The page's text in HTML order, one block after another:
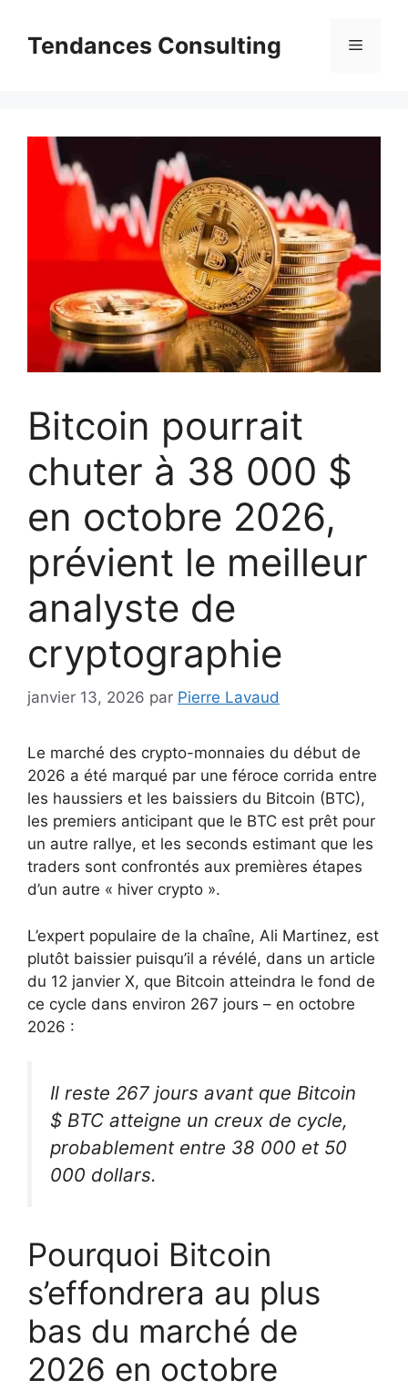
contenuTendances Consulting Menu
Bitcoin pourrait
chuter à 38 000 $
en octobre 2026,
prévient le meilleur
analyste de
cryptographie
janvier 13, 2026 par Pierre Lavaud
Le marché des crypto-monnaies du début de
2026 a été marqué par une féroce corrida entre
les haussiers et les baissiers du Bitcoin (BTC),
les premiers anticipant que le BTC est prêt pour
un autre rallye, et les seconds estimant que les
traders sont confrontés aux premières étapes
d’un autre « hiver crypto ».
L’expert populaire de la chaîne, Ali Martinez, est
plutôt baissier puisqu’il a révélé, dans un article
du 12 janvier X, que Bitcoin atteindra le fond de
ce cycle dans environ 267 jours – en octobre
2026 :
Il reste 267 jours avant que Bitcoin
$ BTC atteigne un creux de cycle,
probablement entre 38 000 et 50
000 dollars.
Pourquoi Bitcoin
s’effondrera au plus
bas du marché de
2026 en octobre